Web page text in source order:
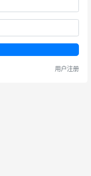
用户注册